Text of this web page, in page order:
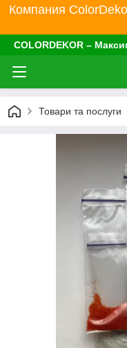
Компания
COLORDEKOR –
Товари та послуги